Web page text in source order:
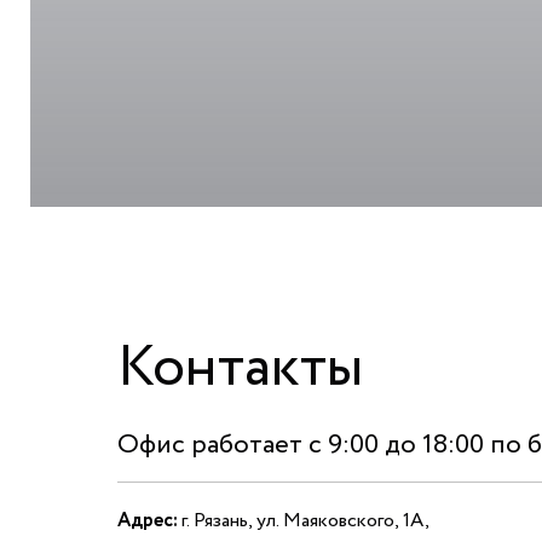
Контакты
Офис работает с 9:00 до 18:00 по
Адрес:г. Рязань, ул. Маяковского, 1А,